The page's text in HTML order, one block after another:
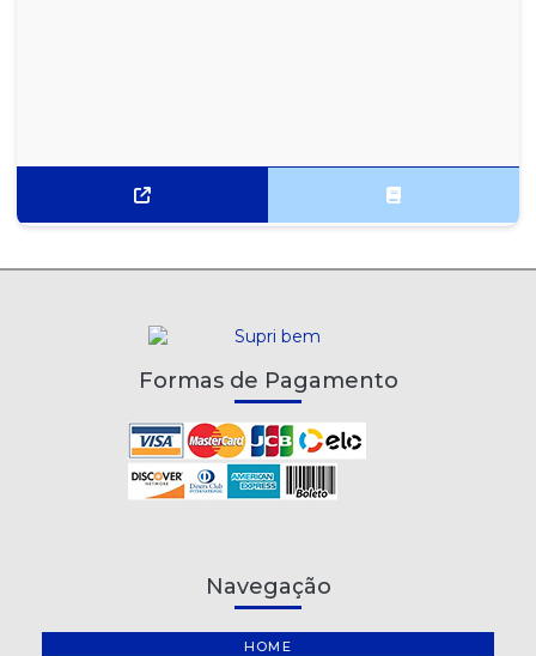
Formas de Pagamento
Navegação
HOME